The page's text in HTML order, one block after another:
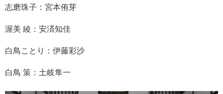
志磨珠子：宮本侑芽
渥美 綾：安済知佳
白鳥ことり：伊藤彩沙
白鳥 策：土岐隼一